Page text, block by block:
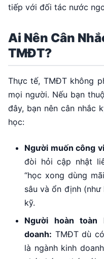
tiếp với đối tác nước
Ai Nên Cân
TMĐT?
Thực tế, TMĐT không
mọi người. Nếu bạn
đây, bạn nên cân nhắc
học:
Người muốn công
đòi hỏi cập nhật
“học xong dùng
sâu và ổn định
kỹ.
Người hoàn toàn
doanh: TMĐT dù
là ngành kinh